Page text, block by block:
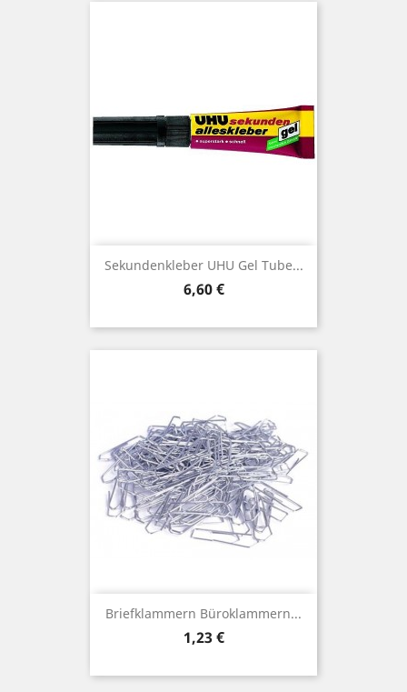
Sekundenkleber UHU Gel Tube...
Preis
6,60 €
Briefklammern Büroklammern...
Preis
1,23 €